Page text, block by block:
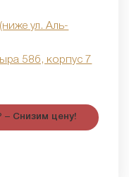
ул. Аль-
58б, корпус 7
– Снизим цену!